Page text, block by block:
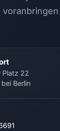
Platz 22
Berlin